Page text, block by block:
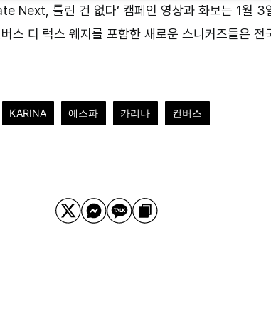
Next, 틀린 건 없다’ 캠페인 영상과 화보는 1월 3
스 디 럭스 웨지를 포함한 새로운 스니커즈들은 전
KARINA 에스파 카리나 컨버스